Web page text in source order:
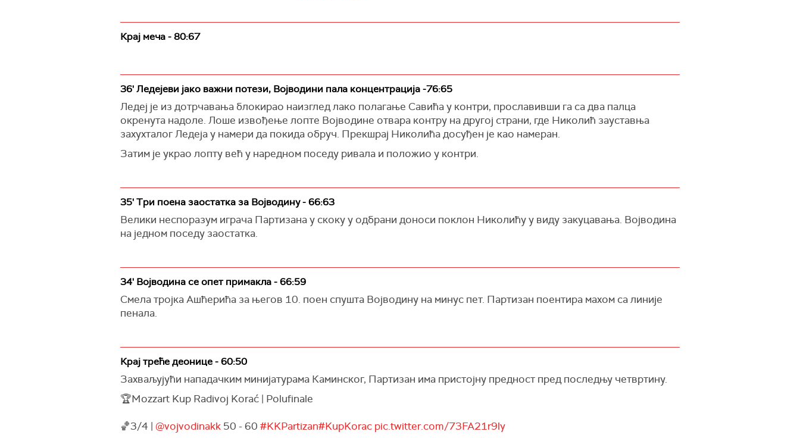
Крај меча - 80:67
36' Ледејеви јако важни потези, Војводини пала концентрација -76:65
Ледеј је из дотрчавања блокирао наизглед лако полагање Савића у контри, прославивши га са два палца
окренута надоле. Лоше извођење лопте Војводине отвара контру на другој страни, где Николић зауставња
захухталог Ледеја у намери да покида обруч. Прекшрај Николића досуђен је као намеран.
Затим је украо лопту већ у наредном поседу ривала и положио у контри.
35' Три поена заостатка за Војводину - 66:63
Велики неспоразум играча Партизана у скоку у одбрани доноси поклон Николићу у виду закуцавања. Војводина
на једном поседу заостатка.
34' Војводина се опет примакла - 66:59
Смела тројка Ашћерића за његов 10. поен спушта Војводину на минус пет. Партизан поентира махом са линије
пенала.
Крај треће деонице - 60:50
Захваљујући нападачким минијатурама Каминског, Партизан има пристојну предност пред последњу четвртину.
🏆Mozzart Kup Radivoj Korać | Polufinale
🏀3/4 | @vojvodinakk 50 - 60 #KKPartizan#KupKorac pic.twitter.com/73FA21r9ly